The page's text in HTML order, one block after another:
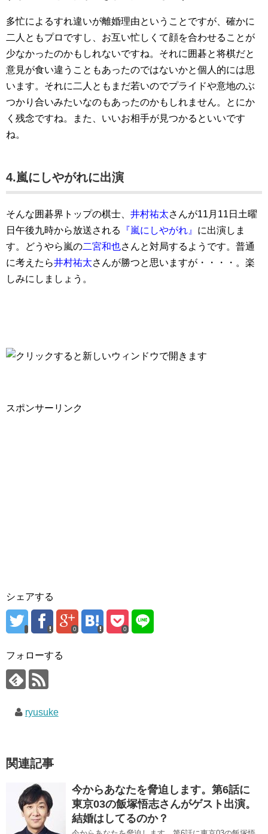
多忙によるすれ違いが離婚理由ということですが、確かに
二人ともプロですし、お互い忙しくて顔を合わせることが
少なかったのかもしれないですね。それに囲碁と将棋だと
意見が食い違うこともあったのではないかと個人的には思
います。それに二人ともまだ若いのでプライドや意地のぶ
つかり合いみたいなのもあったのかもしれません。とにか
く残念ですね。また、いいお相手が見つかるといいです
ね。
4.嵐にしやがれに出演
そんな囲碁界トップの棋士、 井村祐太さんが11月11日土曜
日午後九時から放送される
『嵐にしやがれ』 に出演しま
す。どうやら嵐の二宮和也さんと対局するようです。普通
に考えたら井村祐太さんが勝つと思いますが・・・・。楽
しみにしましょう。
スポンサーリンク
シェアする
0 0
フォローする
ryusuke
関連記事
今からあなたを脅迫します。第6話に
東京03の飯塚悟志さんがゲスト出演。
結婚はしてるのか？